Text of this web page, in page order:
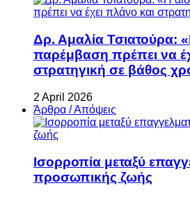
Δρ. Αμαλία Τσιατούρα:
παρέμβαση πρέπει να
στρατηγική σε βάθος
2 April 2026
Άρθρα / Απόψεις
Ισορροπία μεταξύ
προσωπικής ζωής